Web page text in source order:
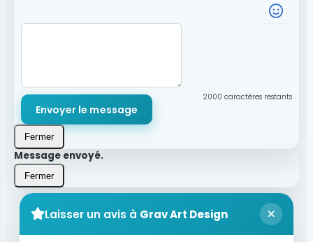
2000 caractères restants
Envoyer le message
Fermer
Message envoyé.
Fermer
Laisser un avis à Grav Art Design